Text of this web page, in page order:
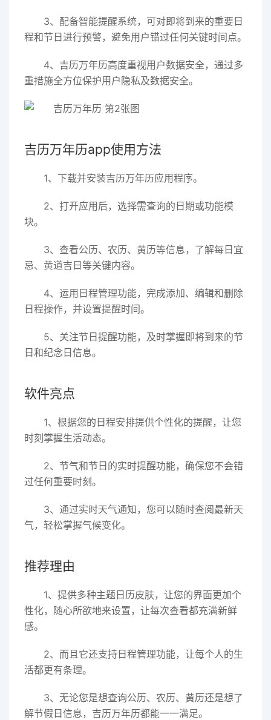
3、配备智能提醒系统，可对即将到来的重要日
程和节日进行预警，避免用户错过任何关键时间点。
4、吉历万年历高度重视用户数据安全，通过多
重措施全方位保护用户隐私及数据安全。
吉历万年历app使用方法
1、下载并安装吉历万年历应用程序。
2、打开应用后，选择需查询的日期或功能模
块。
3、查看公历、农历、黄历等信息，了解每日宜
忌、黄道吉日等关键内容。
4、运用日程管理功能，完成添加、编辑和删除
日程操作，并设置提醒时间。
5、关注节日提醒功能，及时掌握即将到来的节
日和纪念日信息。
软件亮点
1、根据您的日程安排提供个性化的提醒，让您
时刻掌握生活动态。
2、节气和节日的实时提醒功能，确保您不会错
过任何重要时刻。
3、通过实时天气通知，您可以随时查阅最新天
气，轻松掌握气候变化。
推荐理由
1、提供多种主题日历皮肤，让您的界面更加个
性化，随心所欲地来设置，让每次查看都充满新鲜
感。
2、而且它还支持日程管理功能，让每个人的生
活都更有条理。
3、无论您是想查询公历、农历、黄历还是想了
解节假日信息，吉历万年历都能一一满足。